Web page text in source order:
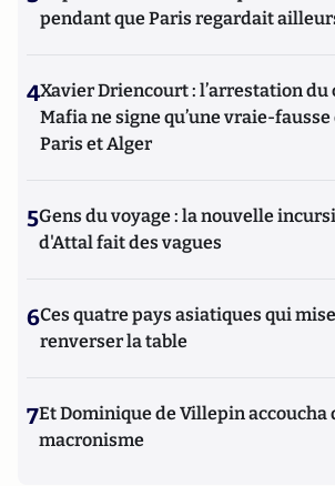
pendant que Paris regardait
4Xavier Driencourt : l’arrestation du
Mafia ne signe qu’une vraie-
Paris et Alger
5Gens du voyage : la nouvelle
d'Attal fait des vagues
6Ces quatre pays asiatiques qui
renverser la table
7Et Dominique de Villepin
macronisme